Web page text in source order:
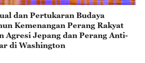
dan Pertukaran Budaya
Kemenangan Perang Rakyat
Agresi Jepang dan Perang Anti-
di Washington